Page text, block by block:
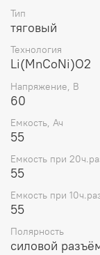
Тип
тяговый
Технология
Li(MnCoNi)O2
Напряжение, В
60
Емкость, Ач
55
Емкость при
55
Емкость при
55
Полярность
силовой